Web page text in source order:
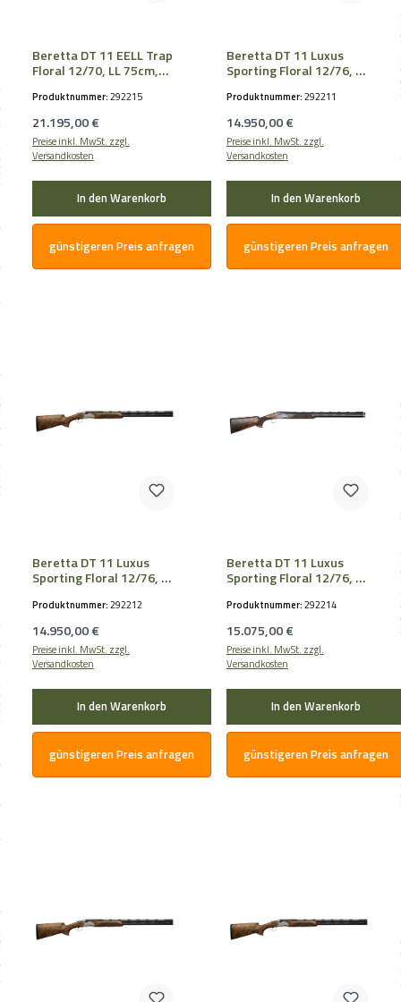
Beretta DT 11 EELL Trap
Floral 12/70, LL 75cm,
Produktnummer:292215
Regulärer Preis:
21.195,00 €
Preise inkl. MwSt. zzgl.
Versandkosten
In den Warenkorb
günstigeren Preis anfragen
Beretta DT 11 Luxus
Sporting Floral 12/76, LL
Produktnummer:292211
Regulärer Preis:
14.950,00 €
Preise inkl. MwSt. zzgl.
Versandkosten
In den Warenkorb
günstigeren Preis anfragen
Beretta DT 11 Luxus
Sporting Floral 12/76, LL
Produktnummer:292212
Regulärer Preis:
14.950,00 €
Preise inkl. MwSt. zzgl.
Versandkosten
In den Warenkorb
günstigeren Preis anfragen
Beretta DT 11 Luxus
Sporting Floral 12/76, LL
Produktnummer:292214
Regulärer Preis:
15.075,00 €
Preise inkl. MwSt. zzgl.
Versandkosten
In den Warenkorb
günstigeren Preis anfragen